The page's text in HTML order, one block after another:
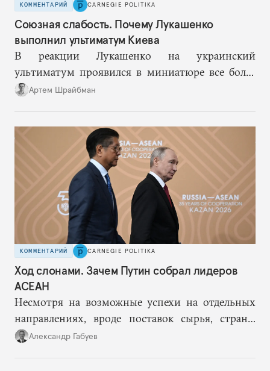
КОММЕНТАРИЙ CARNEGIE POLITIKA
Союзная слабость. Почему Лукашенко
выполнил ультиматум Киева
В реакции Лукашенко на украинский
ультиматум проявился в миниатюре все более
вероятный сценарий будущего, где Минск все
надежность России как гаранта слабеет.
Артем Шрайбман
КОММЕНТАРИЙ CARNEGIE POLITIKA
Ход слонами. Зачем Путин собрал лидеров
АСЕАН
Несмотря на возможные успехи на отдельных
направлениях, вроде поставок сырья, страны
АСЕАН вряд ли смогут уравновесить растущую
Александр Габуев